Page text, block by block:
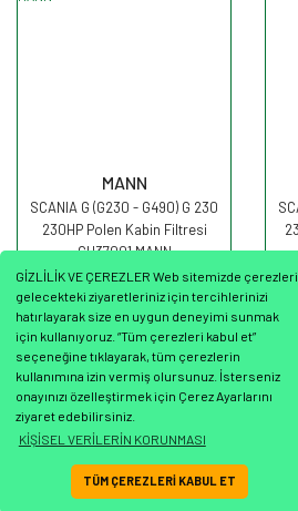
GİZLİLİK VE ÇEREZLER Web sitemizde çerezleri
gelecekteki ziyaretleriniz için tercihlerinizi
hatırlayarak size en uygun deneyimi sunmak
için kullanıyoruz. “Tüm çerezleri kabul et”
seçeneğine tıklayarak, tüm çerezlerin
kullanımına izin vermiş olursunuz. İsterseniz
onayınızı özelleştirmek için Çerez Ayarlarını
ziyaret edebilirsiniz.
KİŞİSEL VERİLERİN KORUNMASI
TÜM ÇEREZLERİ KABUL ET
MANN
SCANIA G (G230 - G490) G 230
230HP Polen Kabin Filtresi
CU37001 MANN
629,11 TL